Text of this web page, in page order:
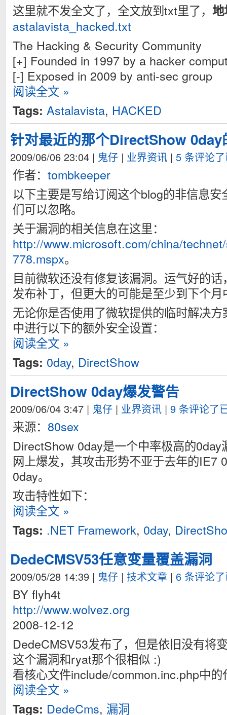
这里就不发全文了，全文放到txt里了，
astalavista_hacked.txt
The Hacking & Security Community
[+] Founded in 1997 by a hacker
[-] Exposed in 2009 by anti-sec group
阅读全文 »
Tags: Astalavista, HACKED
针对最近的那个DirectShow 0day
2009/06/06 23:04 | 鬼仔 | 业界资讯 | 5 条评论
作者： tombkeeper
以下主要是写给订阅这个blog的非信息
们可以忽略。
关于漏洞的相关信息在这里：
http://www.microsoft.com/china/
778.mspx。
目前微软还没有修复该漏洞。运气好的
发布补丁，但更大的可能是至少到下个
无论你是否使用了微软提供的临时解决
中进行以下的额外安全设置：
阅读全文 »
Tags: 0day, DirectShow
DirectShow 0day爆发警告
2009/06/04 3:47 | 鬼仔 | 业界资讯 | 9 条评论了
来源： 80sex
DirectShow 0day是一个中率极高的0day
网上爆发，其攻击形势不亚于去年的IE7
0day。
攻击特性如下：
阅读全文 »
Tags: .NET Framework, 0day,
DedeCMSV53任意变量覆盖漏洞
2009/05/28 14:39 | 鬼仔 | 技术文章 | 6 条评论
BY flyh4t
http://www.wolvez.org
2008-12-12
DedeCMSV53发布了，但是依旧没有将
这个漏洞和ryat那个很相似 :)
看核心文件include/common.inc.php中的
阅读全文 »
Tags: DedeCms, 漏洞